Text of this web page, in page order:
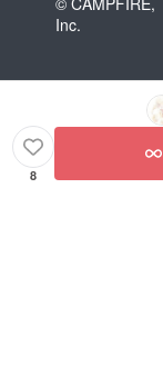
Inc.
8